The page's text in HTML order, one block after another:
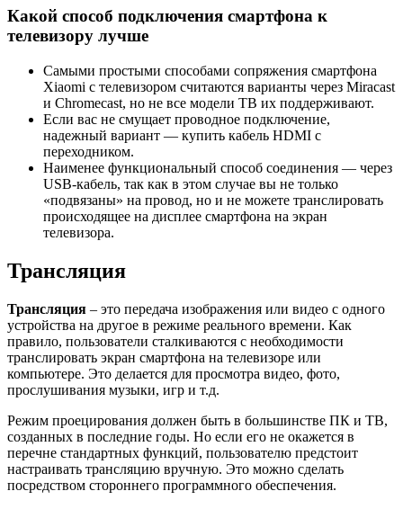
Какой способ подключения смартфона к
телевизору лучше
Самыми простыми способами сопряжения смартфона
Xiaomi с телевизором считаются варианты через Miracast
и Chromecast, но не все модели ТВ их поддерживают.
Если вас не смущает проводное подключение,
надежный вариант — купить кабель HDMI с
переходником.
Наименее функциональный способ соединения — через
USB-кабель, так как в этом случае вы не только
«подвязаны» на провод, но и не можете транслировать
происходящее на дисплее смартфона на экран
телевизора.
Трансляция
Трансляция – это передача изображения или видео с одного
устройства на другое в режиме реального времени. Как
правило, пользователи сталкиваются с необходимости
транслировать экран смартфона на телевизоре или
компьютере. Это делается для просмотра видео, фото,
прослушивания музыки, игр и т.д.
Режим проецирования должен быть в большинстве ПК и ТВ,
созданных в последние годы. Но если его не окажется в
перечне стандартных функций, пользователю предстоит
настраивать трансляцию вручную. Это можно сделать
посредством стороннего программного обеспечения.